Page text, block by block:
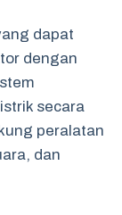
dapat
dengan
secara
peralatan
dan